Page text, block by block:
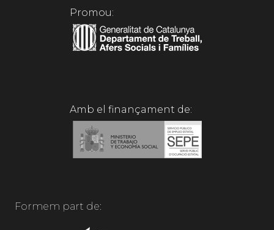
Promou:
Amb el finançament de:
Formem part de: